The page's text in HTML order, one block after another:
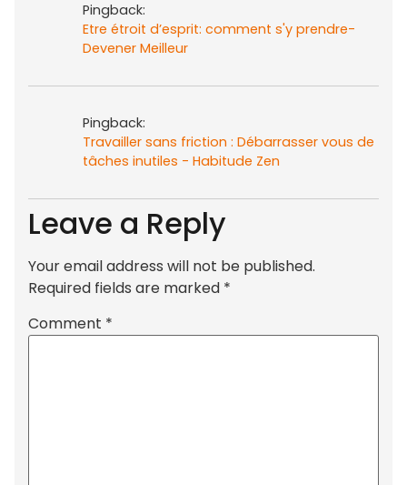
Pingback:
Etre étroit d’esprit: comment s'y prendre-
Devener Meilleur
Pingback:
Travailler sans friction : Débarrasser vous de
tâches inutiles - Habitude Zen
Leave a Reply
Your email address will not be published.
Required fields are marked *
Comment *